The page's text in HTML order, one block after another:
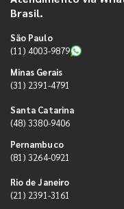
Brasil.
São Paulo
(11) 4003-9879
Minas Gerais
(31) 2391-4791
Santa Catarina
(48) 3380-9406
Pernambuco
(81) 3264-0921
Rio de Janeiro
(21) 2391-3161